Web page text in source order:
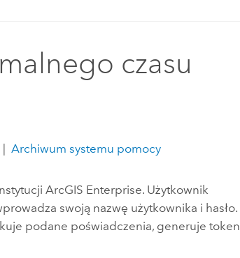
czasu
| Archiwum systemu pomocy
ArcGIS Enterprise. Użytkownik
swoją nazwę użytkownika i hasło.
podane poświadczenia, generuje token